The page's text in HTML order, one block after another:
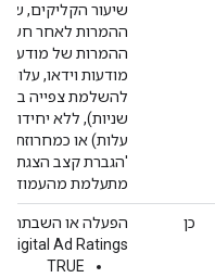
שיעור הקליקים,
ההמרות לאחר
ההמרות של מודעות
מודעות וידאו,
שניות), ללא
עלות) או כמחרוזת
'הגברת קצב הצגת
מתעלמת מהעמודה
כן
הפעלה או השבתה
Digital Ad Ratings
TRUE